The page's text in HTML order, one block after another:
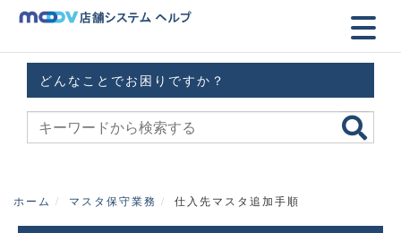
どんなことでお困りですか？
ホーム マスタ保守業務 仕入先マスタ追加手順